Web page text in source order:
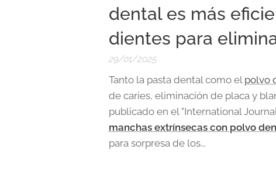
dental es más
dientes para
29/01/2025
Tanto la pasta dental como el polvo
de caries, eliminación de placa y
publicado en el "International
manchas extrínsecas con polvo
para sorpresa de los...